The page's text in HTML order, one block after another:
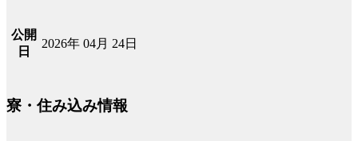
公開
日
2026年 04月 24日
寮・住み込み情報